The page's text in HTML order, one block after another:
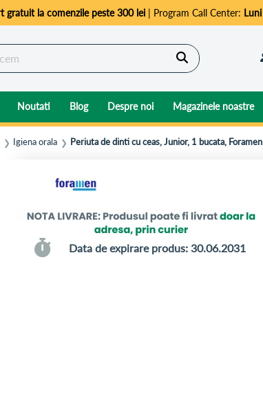
gratuit la comenzile peste 300 lei| Program Call Center:
Cautare
Noutati Blog Despre noi Magazinele noastre
❯ Igiena orala ❯ Periuta de dinti cu ceas, Junior, 1 bucata, Foramen
Data de expirare produs: 30.06.2031